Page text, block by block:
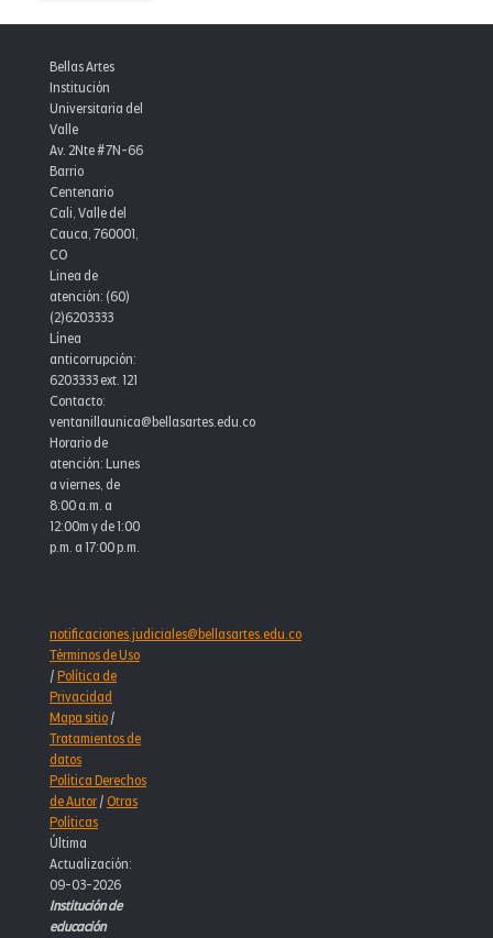
Punto:
Encuentro
de
Bellas Artes
Institución
Universitaria del
Valle
Av. 2Nte #7N-66
Barrio
Centenario
Cali, Valle del
Cauca, 760001,
CO
Linea de
atención: (60)
(2)6203333
Línea
anticorrupción:
6203333 ext. 121
Contacto:
ventanillaunica@bellasartes.edu.co
Horario de
atención: Lunes
a viernes, de
8:00 a.m. a
12:00m y de 1:00
p.m. a 17:00 p.m.
notificaciones.judiciales@bellasartes.edu.co
Términos de Uso
/Política de
Privacidad
Mapa sitio/
Tratamientos de
datos
Política Derechos
de Autor/Otras
Políticas
Última
Actualización:
09-03-2026
Institución de
educación